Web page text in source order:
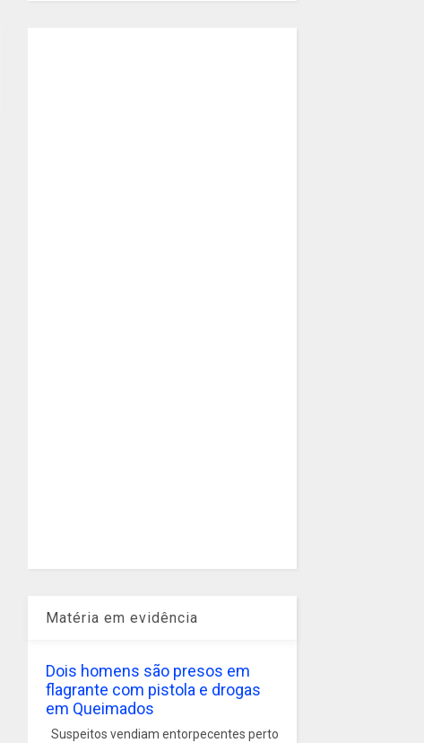
Matéria em evidência
Dois homens são presos em
flagrante com pistola e drogas
em Queimados
Suspeitos vendiam entorpecentes perto